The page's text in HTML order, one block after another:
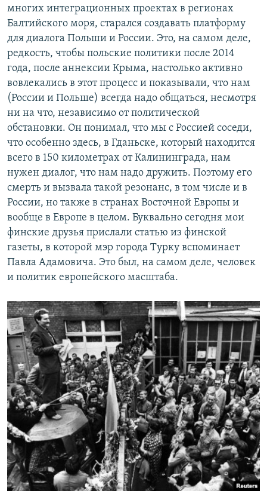
многих интеграционных проектах в регионах
Балтийского моря, старался создавать платформу
для диалога Польши и России. Это, на самом деле,
редкость, чтобы польские политики после 2014
года, после аннексии Крыма, настолько активно
вовлекались в этот процесс и показывали, что нам
(России и Польше) всегда надо общаться, несмотря
ни на что, независимо от политической
обстановки. Он понимал, что мы с Россией соседи,
что особенно здесь, в Гданьске, который находится
всего в 150 километрах от Калининграда, нам
нужен диалог, что нам надо дружить. Поэтому его
смерть и вызвала такой резонанс, в том числе и в
России, но также в странах Восточной Европы и
вообще в Европе в целом. Буквально сегодня мои
финские друзья прислали статью из финской
газеты, в которой мэр города Турку вспоминает
Павла Адамовича. Это был, на самом деле, человек
и политик европейского масштаба.